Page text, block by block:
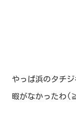
やっぱ浜のタチ
暇がなかった